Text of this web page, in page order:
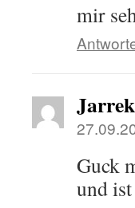
mir
Jarrek
Guck
und